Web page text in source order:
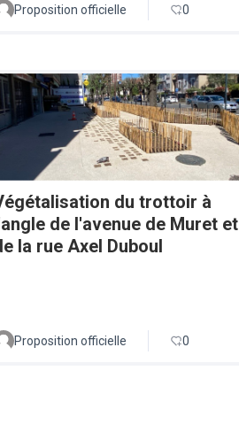
Proposition officielle 0
du trottoir à
de l'avenue de Muret et
la rue Axel Duboul
Proposition officielle 0